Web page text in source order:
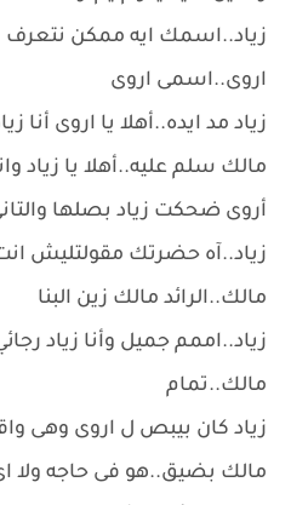
زياد..اسمك ايه ممكن نتعرف
اروى..اسمى اروى
زياد مد ايده..أهلا يا اروى أنا
مالك سلم عليه..أهلا يا زياد
أروى ضحكت زياد بصلها
زياد..آه حضرتك مقولتليش
مالك..الرائد مالك زين البنا
زياد..اممم جميل وأنا زياد
مالك..تمام
زياد كان بيبص ل اروى وهى
مالك بضيق..هو فى حاجه ولا